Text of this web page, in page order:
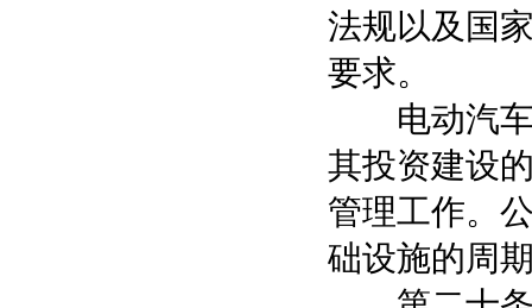
法规以及国
要求。
电动汽车
其投资建设
管理工作。
础设施的周